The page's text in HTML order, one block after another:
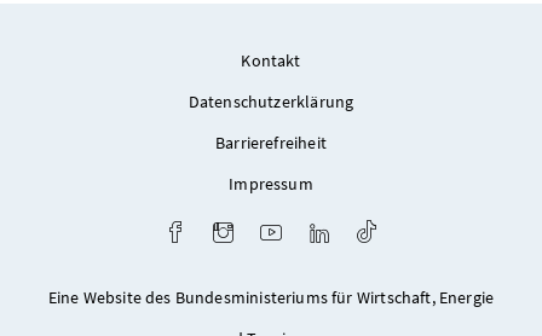
Kontakt
Datenschutzerklärung
Barrierefreiheit
Impressum
FacebookInstagramYoutube LinkedIn
Eine Website des Bundesministeriums für Wirtschaft, Energie